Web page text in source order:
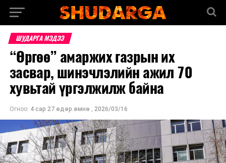
ШУДАРГА МЭДЭЭ
“Өргөө” амаржих газрын их
засвар, шинэчлэлийн ажил 70
хувьтай үргэлжилж байна
Огноо: 4 сар 27 өдөр.өмнө , 2026/03/16